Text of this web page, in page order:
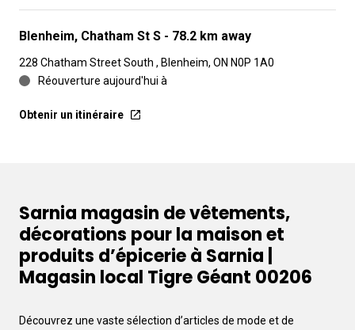
Blenheim, Chatham St S - 78.2 km away
228 Chatham Street South , Blenheim, ON N0P 1A0
Réouverture aujourd'hui à
Obtenir un itinéraire
Sarnia magasin de vêtements,
décorations pour la maison et
produits d’épicerie à Sarnia |
Magasin local Tigre Géant 00206
Découvrez une vaste sélection d’articles de mode et de